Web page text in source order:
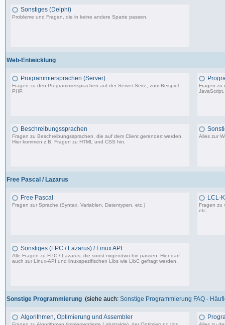
Sonstiges (Delphi)
Probleme und Fragen, die in keine andere Sparte passen.
Web-Entwicklung
Programmiersprachen (Server)
Fragen zu den Programmiersprachen auf der Server-Seite, zum Beispiel
PHP.
Fragen zu
JavaScript.
Beschreibungssprachen
Fragen zu Beschreibungssprachen, die auf dem Client gerendert werden.
Hier kommen z.B. Fragen zu HTML und CSS hin.
Alles zur
Free Pascal / Lazarus
Free Pascal
Fragen zur Sprache (Syntax, Variablen, Datentypen, etc.)
LCL-
Fragen zu
etc.
Sonstiges (FPC / Lazarus) / Linux API
Alle Fragen zu FPC / Lazarus, die sonst nirgendwo hin passen. Hier darf
auch zur Linux-API und linuxspezifischen Libs wie LibC gefragt werden.
Sonstige Programmierung (siehe auch: Sonstige Programmierung FAQ -
Algorithmen, Optimierung und Assembler